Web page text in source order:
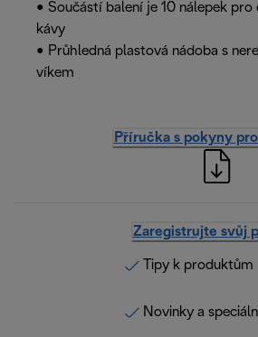
• Součástí balení je 10 nálepek
kávy
• Průhledná plastová nádoba s
víkem
Příručka s pokyny
Zaregistrujte svůj
Tipy k produktům
Novinky a